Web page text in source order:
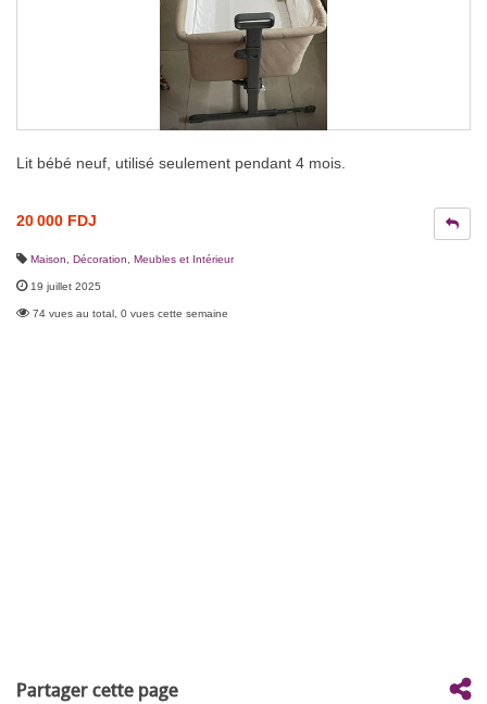
Lit bébé neuf, utilisé seulement pendant 4 mois.
20 000 FDJ
Maison, Décoration Meubles et Intérieur
19 juillet 2025
74 vues au total, 0 vues cette semaine
Partager cette page